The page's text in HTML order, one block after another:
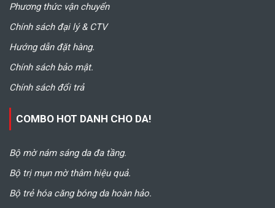
Phương thức vận chuyển
Chính sách đại lý & CTV
Hướng dẫn đặt hàng.
Chính sách bảo mật.
Chính sách đổi trả
COMBO HOT DANH CHO DA!
Bộ mờ nám sáng da đa tầng.
Bộ trị mụn mờ thâm hiệu quả.
Bộ trẻ hóa căng bóng da hoàn hảo.